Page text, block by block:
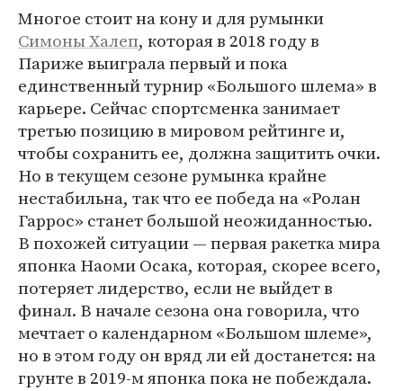
Многое стоит на кону и для румынки
Симоны Халеп, которая в 2018 году в
Париже выиграла первый и пока
единственный турнир «Большого шлема» в
карьере. Сейчас спортсменка занимает
третью позицию в мировом рейтинге и,
чтобы сохранить ее, должна защитить очки.
Но в текущем сезоне румынка крайне
нестабильна, так что ее победа на «Ролан
Гаррос» станет большой неожиданностью.
В похожей ситуации — первая ракетка мира
японка Наоми Осака, которая, скорее всего,
потеряет лидерство, если не выйдет в
финал. В начале сезона она говорила, что
мечтает о календарном «Большом шлеме»,
но в этом году он вряд ли ей достанется: на
грунте в 2019-м японка пока не побеждала.